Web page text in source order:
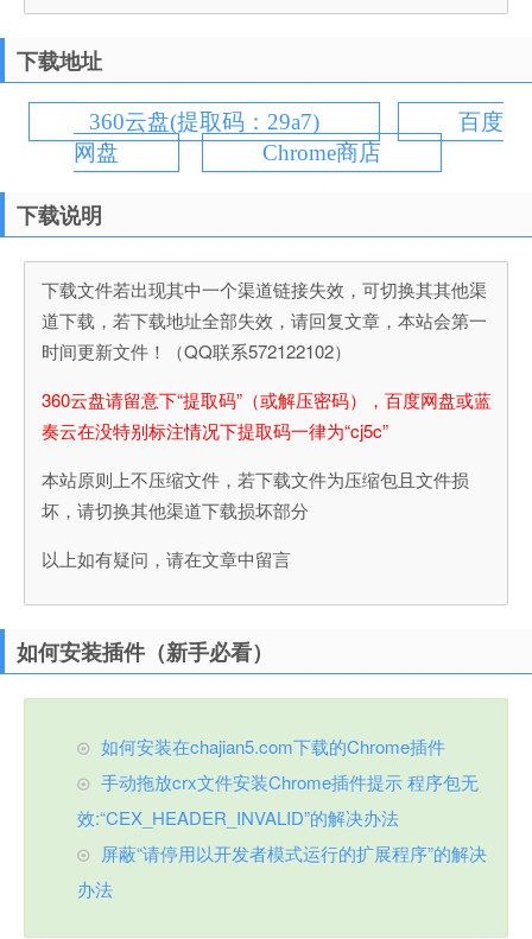
下载地址
360云盘(提取码：29a7)
百度
网盘
Chrome商店
下载说明
下载文件若出现其中一个渠道链接失效，可切换其其他渠
道下载，若下载地址全部失效，请回复文章，本站会第一
时间更新文件！（QQ联系572122102）
360云盘请留意下“提取码”（或解压密码），百度网盘或蓝
奏云在没特别标注情况下提取码一律为“cj5c”
本站原则上不压缩文件，若下载文件为压缩包且文件损
坏，请切换其他渠道下载损坏部分
以上如有疑问，请在文章中留言
如何安装插件（新手必看）
如何安装在chajian5.com下载的Chrome插件
手动拖放crx文件安装Chrome插件提示 程序包无
效:“CEX_HEADER_INVALID”的解决办法
屏蔽“请停用以开发者模式运行的扩展程序”的解决
办法